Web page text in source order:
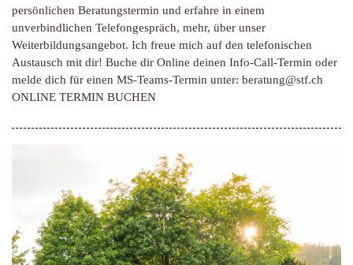
persönlichen Beratungstermin und erfahre in einem
unverbindlichen Telefongespräch, mehr, über unser
Weiterbildungsangebot. Ich freue mich auf den telefonischen
Austausch mit dir! Buche dir Online deinen Info-Call-Termin oder
melde dich für einen MS-Teams-Termin unter: beratung@stf.ch
ONLINE TERMIN BUCHEN